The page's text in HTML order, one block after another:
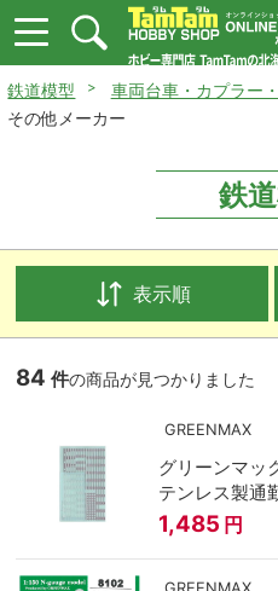
鉄道模型
車両台車・カプラー
その他メーカー
鉄
表示順
84 件の商品が見つかりました
GREENMAX
グリーンマッ
テンレス製通
1,485 円